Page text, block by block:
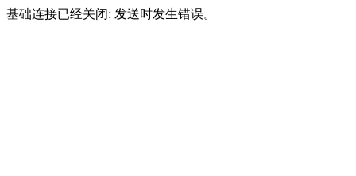
基础连接已经关闭: 发送时发生错误。